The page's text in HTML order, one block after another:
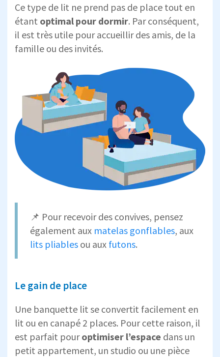
Ce type de lit ne prend pas de place tout en
étant optimal pour dormir. Par conséquent,
il est très utile pour accueillir des amis, de la
famille ou des invités.
📌 Pour recevoir des convives, pensez
également aux matelas gonflables, aux
lits pliables ou aux futons.
Le gain de place
Une banquette lit se convertit facilement en
lit ou en canapé 2 places. Pour cette raison, il
est parfait pouroptimiser l’espace dans un
petit appartement, un studio ou une pièce